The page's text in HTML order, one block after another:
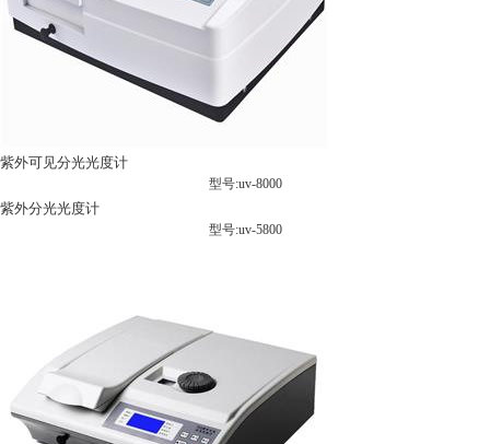
紫外可见分光光度计
型号:uv-8000
紫外分光光度计
型号:uv-5800